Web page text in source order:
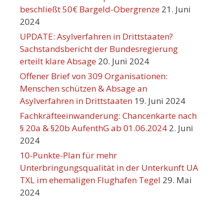
beschließt 50€ Bargeld-Obergrenze 21. Juni
2024
UPDATE: Asylverfahren in Drittstaaten?
Sachstandsbericht der Bundesregierung
erteilt klare Absage 20. Juni 2024
Offener Brief von 309 Organisationen:
Menschen schützen & Absage an
Asylverfahren in Drittstaaten 19. Juni 2024
Fachkräfteeinwanderung: Chancenkarte nach
§ 20a & §20b AufenthG ab 01.06.2024 2. Juni
2024
10-Punkte-Plan für mehr
Unterbringungsqualität in der Unterkunft UA
TXL im ehemaligen Flughafen Tegel 29. Mai
2024